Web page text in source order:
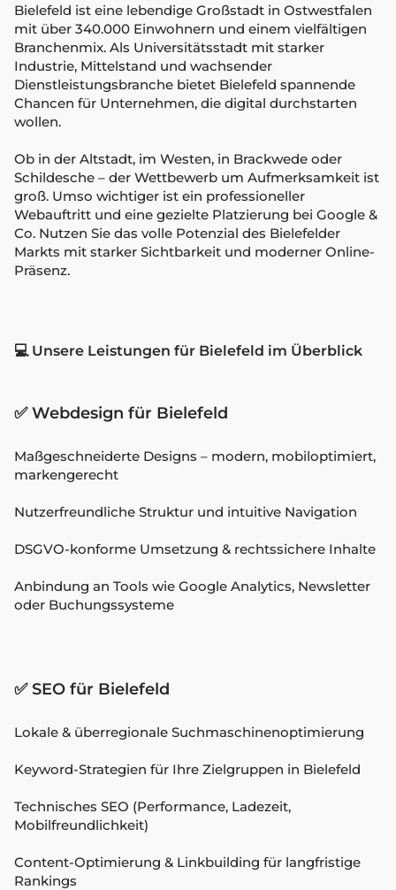
Bielefeld ist eine lebendige Großstadt in Ostwestfalen
mit über 340.000 Einwohnern und einem vielfältigen
Branchenmix. Als Universitätsstadt mit starker
Industrie, Mittelstand und wachsender
Dienstleistungsbranche bietet Bielefeld spannende
Chancen für Unternehmen, die digital durchstarten
wollen.
Ob in der Altstadt, im Westen, in Brackwede oder
Schildesche – der Wettbewerb um Aufmerksamkeit ist
groß. Umso wichtiger ist ein professioneller
Webauftritt und eine gezielte Platzierung bei Google &
Co. Nutzen Sie das volle Potenzial des Bielefelder
Markts mit starker Sichtbarkeit und moderner Online-
Präsenz.
💻 Unsere Leistungen für Bielefeld im Überblick
✅ Webdesign für Bielefeld
Maßgeschneiderte Designs – modern, mobiloptimiert,
markengerecht
Nutzerfreundliche Struktur und intuitive Navigation
DSGVO-konforme Umsetzung & rechtssichere Inhalte
Anbindung an Tools wie Google Analytics, Newsletter
oder Buchungssysteme
✅ SEO für Bielefeld
Lokale & überregionale Suchmaschinenoptimierung
Keyword-Strategien für Ihre Zielgruppen in Bielefeld
Technisches SEO (Performance, Ladezeit,
Mobilfreundlichkeit)
Content-Optimierung & Linkbuilding für langfristige
Rankings